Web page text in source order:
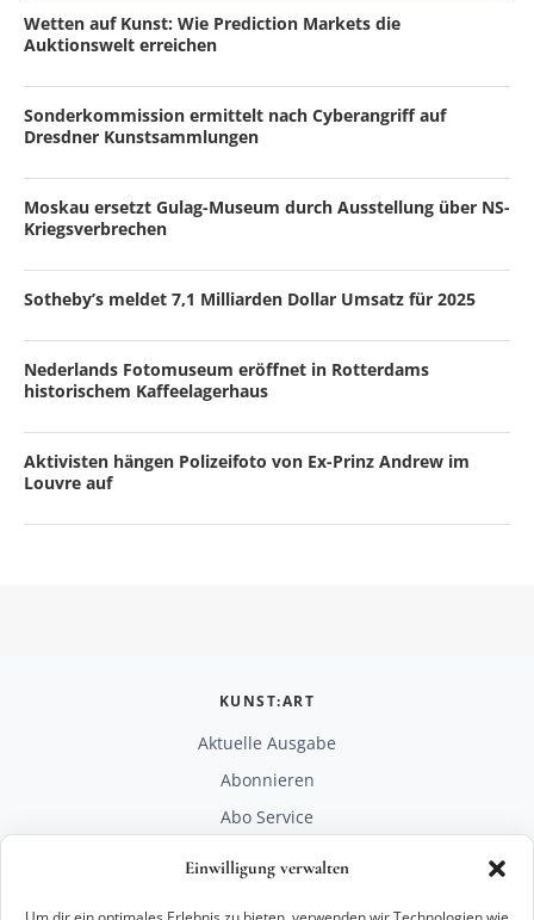
Einwilligung verwalten
Wetten auf Kunst: Wie Prediction Markets die
Auktionswelt erreichen
Sonderkommission ermittelt nach Cyberangriff auf
Dresdner Kunstsammlungen
Moskau ersetzt Gulag-Museum durch Ausstellung über NS-
Kriegsverbrechen
Sotheby’s meldet 7,1 Milliarden Dollar Umsatz für 2025
Nederlands Fotomuseum eröffnet in Rotterdams
historischem Kaffeelagerhaus
Aktivisten hängen Polizeifoto von Ex-Prinz Andrew im
Louvre auf
KUNST:ART
Aktuelle Ausgabe
Abonnieren
Abo Service